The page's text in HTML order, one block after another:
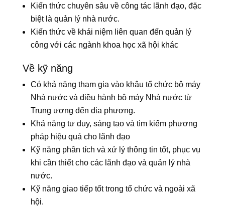
Kiến thức chuyên sâu về công tác lãnh đạo, đặc
biệt là quản lý nhà nước.
Kiến thức về khái niệm liên quan đến quản lý
công với các ngành khoa học xã hội khác
Về kỹ năng
Có khả năng tham gia vào khâu tổ chức bộ máy
Nhà nước và điều hành bộ máy Nhà nước từ
Trung ương đến địa phương.
Khả năng tư duy, sáng tạo và tìm kiếm phương
pháp hiệu quả cho lãnh đạo
Kỹ năng phân tích và xử lý thông tin tốt, phục vụ
khi cần thiết cho các lãnh đạo và quản lý nhà
nước.
Kỹ năng giao tiếp tốt trong tổ chức và ngoài xã
hội.